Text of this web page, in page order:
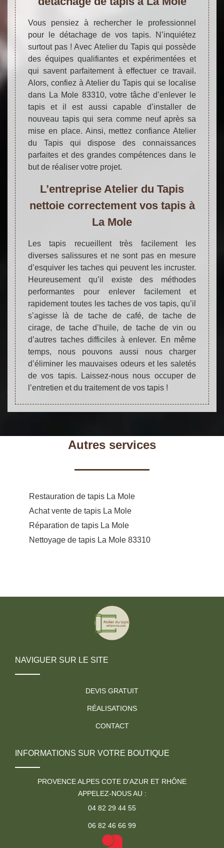
Vous pensiez à rechercher le professionnel
pour le détachage de vos tapis. N’inquiétez
surtout pas ! Avec Atelier du Tapis qui possède
des équipes qualifiantes et expérimentées et
qui savent parfaitement à effectuer ce travail.
Alors, confiez à Atelier du Tapis qui se localise
dans La Mole 83310, votre tâche d’enlever le
tapis et il est aussi capable d’installer de
nouveau tapis qui sera comme neuf après sa
mise en place. Ainsi, mettez confiance Atelier
du Tapis qui dispose des connaissances
parfaites et des grandes compétences dans le
but de réaliser votre projet.
L’entreprise Atelier du Tapis
nettoie correctement vos tapis à
La Mole
Les tapis recueillent très facilement les
diverses salissures et ne sont pas en mesure
d’esquiver les taches qui peuvent les incruster.
Heureusement qu’il existe des méthodes
performantes pour enlever facilement et
rapidement toutes les taches de vos tapis, qu’il
s’agisse là de tache de café, de tache de
cirage, de tache d’huile, de tache de vin ou
d’autres taches difficiles à enlever. En même
temps, nous pouvons aussi nous charger
d’éliminer les mauvaises odeurs et les saletés
de vos tapis. Laissez-nous nous occuper de
l’entretien et du traitement de vos tapis !
Autres services
Restauration de tapis La Mole
Achat vente de tapis La Mole
Réparation de tapis La Mole
Nettoyage de tapis La Mole 83310
NAVIGUER SUR LE SITE
DEVIS GRATUIT
RÉALISATIONS
CONTACT
INFORMATIONS SUR VOTRE BOUTIQUE
PROVENCE ALPES COTE D'AZUR ET RHÔNE
APPELEZ-NOUS AU :
04 82 29 44 55
06 82 46 66 99